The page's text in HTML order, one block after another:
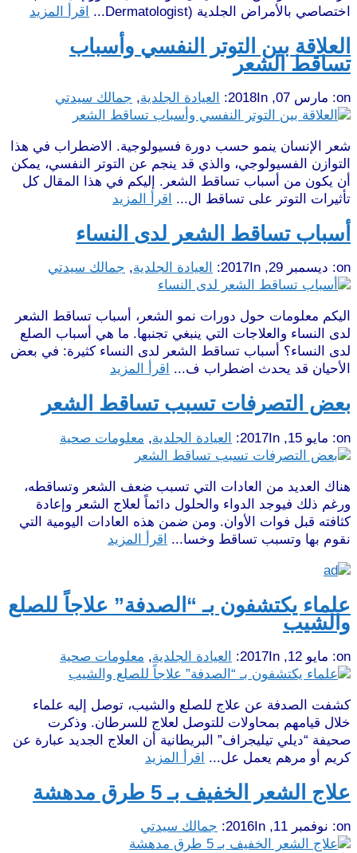
اختصاصي بالأمراض الجلدية (Dermatologist...
اقرأ المزيد
العلاقة بين التوتر النفسي وأسباب
تساقط الشعر
on: مارس 07, 2018 In: العيادة الجلدية, جمالك سيدتي
شعر الإنسان ينمو حسب دورة فسيولوجية. الاضطراب في هذا
التوازن الفسيولوجي، والذي قد ينجم عن التوتر النفسي، يمكن
أن يكون من أسباب تساقط الشعر. إليكم في هذا المقال كل
تأثيرات التوتر على تساقط ال...
اقرأ المزيد
أسباب تساقط الشعر لدى النساء
on: ديسمبر 29, 2017 In: العيادة الجلدية, جمالك سيدتي
اليكم معلومات حول دورات نمو الشعر، أسباب تساقط الشعر
لدى النساء والعلاجات التي ينبغي تجنبها. ما هي أسباب الصلع
لدى النساء؟ أسباب تساقط الشعر لدى النساء كثيرة: في بعض
الأحيان قد يحدث اضطراب ف...
اقرأ المزيد
بعض التصرفات تسبب تساقط الشعر
on: مايو 15, 2017 In: العيادة الجلدية, معلومات صحية
هناك العديد من العادات التي تسبب ضعف الشعر وتساقطه،
ورغم ذلك فيوجد الدواء والحلول دائماً لعلاج الشعر وإعادة
كثافته قبل فوات الأوان. ومن ضمن هذه العادات اليومية التي
نقوم بها وتسبب تساقط وخسا...
اقرأ المزيد
علماء يكتشفون بـ “الصدفة” علاجاً للصلع
والشيب
on: مايو 12, 2017 In: العيادة الجلدية, معلومات صحية
كشفت الصدفة عن علاج للصلع والشيب، توصل إليه علماء
خلال قيامهم بمحاولات للتوصل لعلاج للسرطان. وذكرت
صحيفة “ديلي تيليجراف” البريطانية أن العلاج الجديد عبارة عن
كريم أو مرهم يعمل عل...
اقرأ المزيد
علاج الشعر الخفيف بـ 5 طرق مدهشة
on: نوفمبر 11, 2016 In: جمالك سيدتي